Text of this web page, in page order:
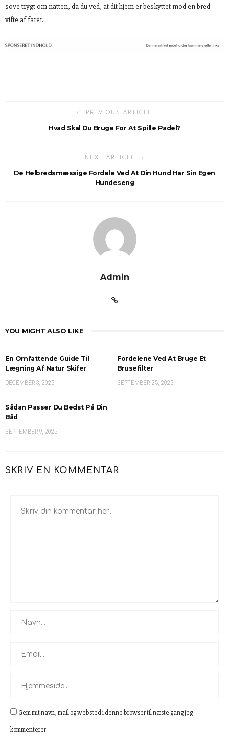
sove trygt om natten, da du ved, at dit hjem er beskyttet mod en bred
vifte af farer.
PREVIOUS ARTICLE
Hvad Skal Du Bruge For At Spille Padel?
NEXT ARTICLE
De Helbredsmæssige Fordele Ved At Din Hund Har Sin Egen
Hundeseng
Admin
YOU MIGHT ALSO LIKE
En Omfattende Guide Til
Lægning Af Natur Skifer
DECEMBER 3, 2025
Fordelene Ved At Bruge Et
Brusefilter
SEPTEMBER 25, 2025
Sådan Passer Du Bedst På Din
Båd
SEPTEMBER 9, 2025
SKRIV EN KOMMENTAR
Gem mit navn, mail og websted i denne browser til næste gang jeg
kommenterer.